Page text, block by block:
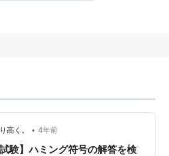
合にあたる。RAID-2の誤り訂
る。
高く。 • 4年前
験】ハミング符号の解答を検